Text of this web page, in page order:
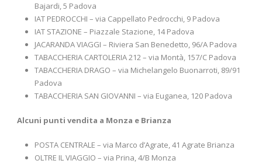
Bajardi, 5 Padova
IAT PEDROCCHI – via Cappellato Pedrocchi, 9 Padova
IAT STAZIONE – Piazzale Stazione, 14 Padova
JACARANDA VIAGGI – Riviera San Benedetto, 96/A Padova
TABACCHERIA CARTOLERIA 212 – via Montà, 157/C Padova
TABACCHERIA DRAGO – via Michelangelo Buonarroti, 89/91
Padova
TABACCHERIA SAN GIOVANNI – via Euganea, 120 Padova
Alcuni punti vendita a Monza e Brianza
POSTA CENTRALE – via Marco d’Agrate, 41 Agrate Brianza
OLTRE IL VIAGGIO – via Prina, 4/B Monza